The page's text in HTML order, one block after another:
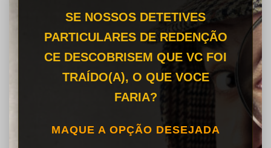
SE NOSSOS DETETIVES
PARTICULARES DE REDENÇÃO
CE DESCOBRISEM QUE VC FOI
TRAÍDO(A), O QUE VOCE
FARIA?
MAQUE A OPÇÃO DESEJADA